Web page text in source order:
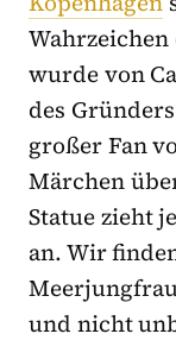
wurde von
des
großer Fan
Märchen
Statue zieht
an. Wir
und nicht